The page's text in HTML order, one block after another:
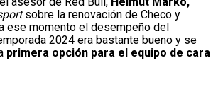
sobre la renovación de Checo y
ese momento el desempeño del
2024 era bastante bueno y se
primera opción para el equipo de cara